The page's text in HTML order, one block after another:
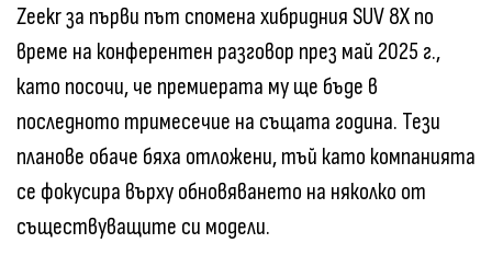
Zeekr за първи път спомена хибридния SUV 8X по
време на конферентен разговор през май 2025 г.,
като посочи, че премиерата му ще бъде в
последното тримесечие на същата година. Тези
планове обаче бяха отложени, тъй като компанията
се фокусира върху обновяването на няколко от
съществуващите си модели.